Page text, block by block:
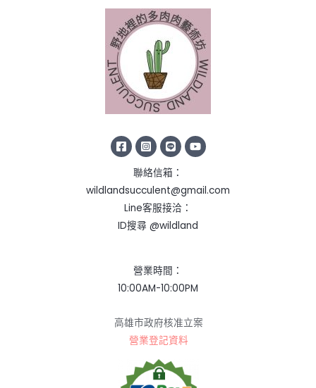
聯絡信箱：
wildlandsucculent@gmail.com
Line客服接洽：
ID搜尋 @wildland
營業時間：
10:00AM-10:00PM
高雄市政府核准立案
營業登記資料